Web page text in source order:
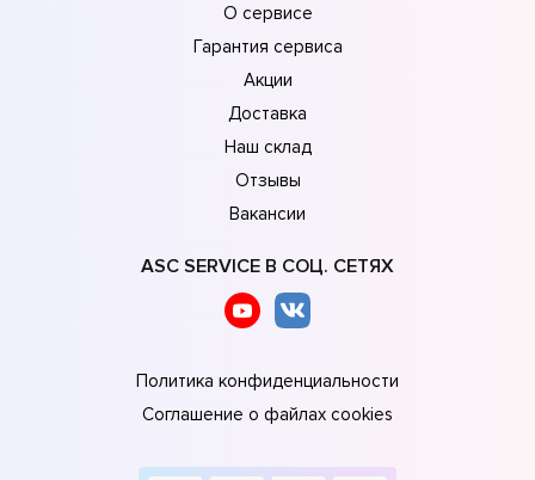
О сервисе
Гарантия сервиса
Акции
Доставка
Наш склад
Отзывы
Вакансии
ASC SERVICE В СОЦ. СЕТЯХ
Политика конфиденциальности
Соглашение о файлах cookies